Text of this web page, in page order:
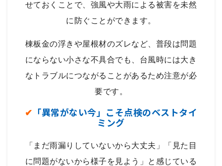
せておくことで、強風や大雨による被害を未然
に防ぐことができます。
棟板金の浮きや屋根材のズレなど、普段は問題
にならない小さな不具合でも、台風時には大き
なトラブルにつながることがあるため注意が必
要です。
✔ 「異常がない今」こそ点検のベストタイ
ミング
「まだ雨漏りしていないから大丈夫」「見た目
に問題がないから様子を見よう」と感じている